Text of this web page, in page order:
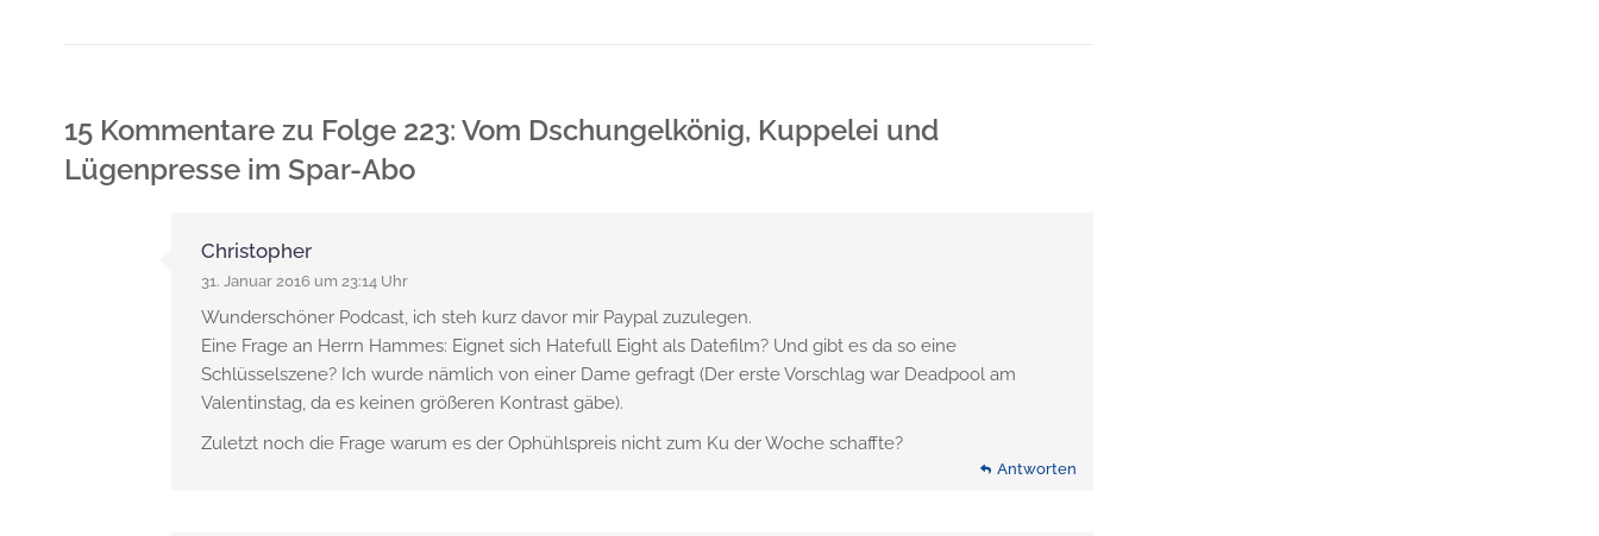
15 Kommentarezu Folge 223: Vom Dschungelkönig, Kuppelei und
Lügenpresse im Spar-Abo
Christopher
31. Januar 2016 um 23:14 Uhr
Wunderschöner Podcast, ich steh kurz davor mir Paypal zuzulegen.
Eine Frage an Herrn Hammes: Eignet sich Hatefull Eight als Datefilm? Und gibt es da so eine
Schlüsselszene? Ich wurde nämlich von einer Dame gefragt (Der erste Vorschlag war Deadpool am
Valentinstag, da es keinen größeren Kontrast gäbe).
Zuletzt noch die Frage warum es der Ophühlspreis nicht zum Ku der Woche schaffte?
Antworten